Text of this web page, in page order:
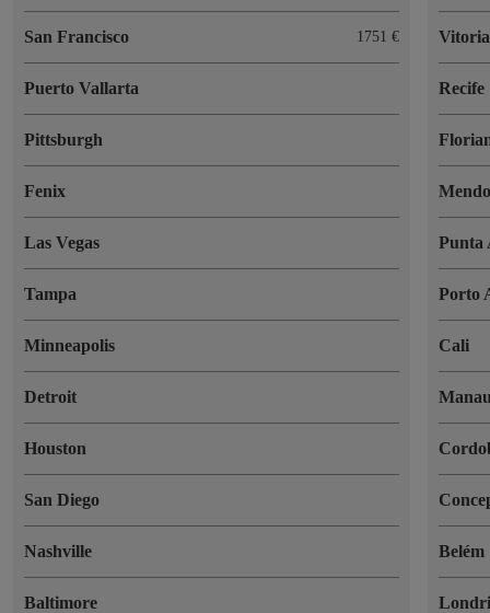
San Francisco 1751 €
Puerto Vallarta
Pittsburgh
Fenix
Las Vegas
Tampa
Minneapolis
Detroit
Houston
San Diego
Nashville
Baltimore
Recife
Punta
Porto
Cali
Belém